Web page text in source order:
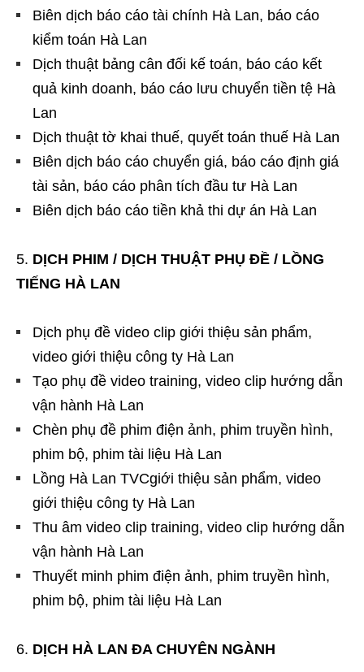
Biên dịch báo cáo tài chính Hà Lan, báo cáo
kiểm toán Hà Lan
Dịch thuật bảng cân đối kế toán, báo cáo kết
quả kinh doanh, báo cáo lưu chuyển tiền tệ Hà
Lan
Dịch thuật tờ khai thuế, quyết toán thuế Hà Lan
Biên dịch báo cáo chuyển giá, báo cáo định giá
tài sản, báo cáo phân tích đầu tư Hà Lan
Biên dịch báo cáo tiền khả thi dự án Hà Lan
DỊCH PHIM / DỊCH THUẬT PHỤ ĐỀ / LỒNG
TIẾNG HÀ LAN
Dịch phụ đề video clip giới thiệu sản phẩm,
video giới thiệu công ty Hà Lan
Tạo phụ đề video training, video clip hướng dẫn
vận hành Hà Lan
Chèn phụ đề phim điện ảnh, phim truyền hình,
phim bộ, phim tài liệu Hà Lan
Lồng Hà Lan TVCgiới thiệu sản phẩm, video
giới thiệu công ty Hà Lan
Thu âm video clip training, video clip hướng dẫn
vận hành Hà Lan
Thuyết minh phim điện ảnh, phim truyền hình,
phim bộ, phim tài liệu Hà Lan
DỊCH HÀ LAN ĐA CHUYÊN NGÀNH